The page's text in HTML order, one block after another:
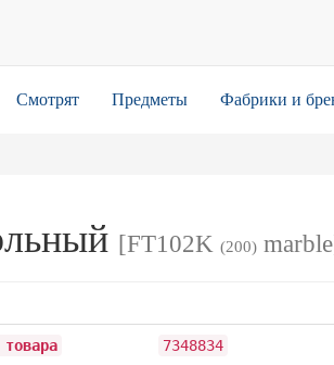
Смотрят Предметы Фабрики и
[FT102K (200)
7348834